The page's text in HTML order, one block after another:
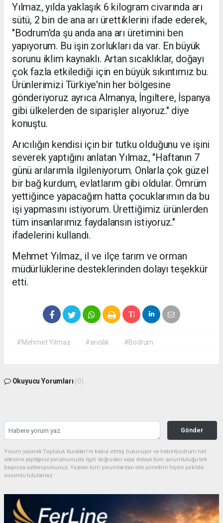
Yılmaz, yılda yaklaşık 6 kilogram civarında arı
sütü, 2 bin de ana arı ürettiklerini ifade ederek,
"Bodrum'da şu anda ana arı üretimini ben
yapıyorum. Bu işin zorlukları da var. En büyük
sorunu iklim kaynaklı. Artan sıcaklıklar, doğayı
çok fazla etkilediği için en büyük sıkıntımız bu.
Ürünlerimizi Türkiye'nin her bölgesine
gönderiyoruz ayrıca Almanya, İngiltere, İspanya
gibi ülkelerden de siparişler alıyoruz." diye
konuştu.
Arıcılığın kendisi için bir tutku olduğunu ve işini
severek yaptığını anlatan Yılmaz, "Haftanın 7
günü arılarımla ilgileniyorum. Onlarla çok güzel
bir bağ kurdum, evlatlarım gibi oldular. Ömrüm
yettiğince yapacağım hatta çocuklarımın da bu
işi yapmasını istiyorum. Ürettiğimiz ürünlerden
tüm insanlarımız faydalansın istiyoruz."
ifadelerini kullandı.
Mehmet Yılmaz, il ve ilçe tarım ve orman
müdürlüklerine desteklerinden dolayı teşekkür
etti.
#Mehmet Yılmaz #arıcılık #Bodrum
Okuyucu Yorumları (0)
Gönder
Yorum yazarak Topluluk Kuralları’nı kabul etmiş bulunuyor ve haberbodrum.net
sitesine yaptığınız yorumunuzla ilgili doğrudan veya dolaylı tüm sorumluluğu tek
başınıza üstleniyorsunuz. Yazılan tüm yorumlardan site yönetimi hiçbir şekilde
sorumlu tutulamaz.